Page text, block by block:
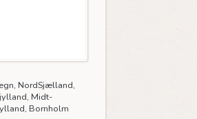
NordSjælland,
Midt-
Bornholm